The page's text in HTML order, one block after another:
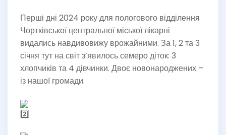
Перші дні 2024 року для пологового відділення
Чортківської центральної міської лікарні
видались навдивовижу врожайними. За 1, 2 та 3
січня тут на світ з’явилось семеро діток: 3
хлопчиків та 4 дівчинки. Двоє новонароджених –
із нашої громади.